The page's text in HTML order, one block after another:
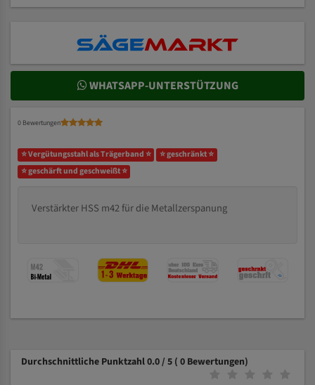
WHATSAPP-UNTERSTÜTZUNG
0 Bewertungen
⭐ Vergütungsstahl als Trägerband ⭐
⭐ geschränkt ⭐
⭐ geschärft und geschweißt ⭐
Verstärkter HSS m42 für die Metallzerspanung
Durchschnittliche Punktzahl 0.0 / 5 ( 0 Bewertungen)